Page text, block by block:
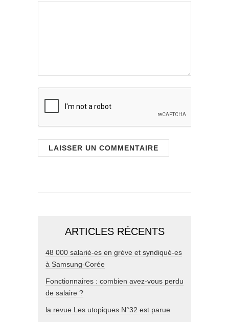
ARTICLES RÉCENTS
48 000 salarié-es en grève et syndiqué-es
à Samsung-Corée
Fonctionnaires : combien avez-vous perdu
de salaire ?
la revue Les utopiques N°32 est parue